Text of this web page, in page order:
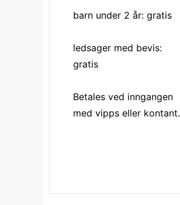
barn under 2 år: gratis
ledsager med bevis:
gratis
Betales ved inngangen
med vipps eller kontant.